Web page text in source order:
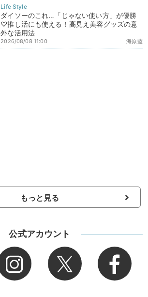
ダイソーのこれ…「じゃない使い方」が優勝
♡推し活にも使える！高見え美容グッズの意
外な活用法
海原藍
2026/08/08 11:00
もっと見る
公式アカウント